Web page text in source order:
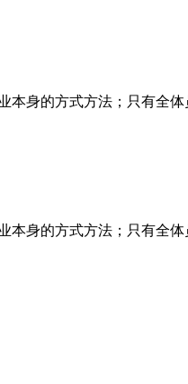
身的方式方法；只有全
身的方式方法；只有全